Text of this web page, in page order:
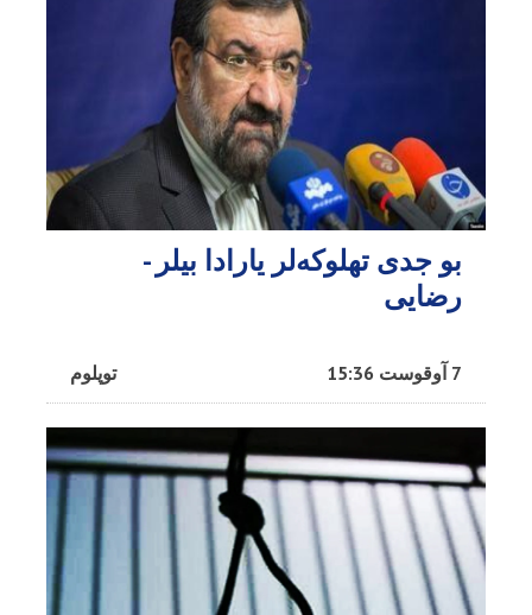
بو جدی تهلوکه‌لر یارادا بیلر -
رضایی
توپلوم 7 آوقوست 15:36